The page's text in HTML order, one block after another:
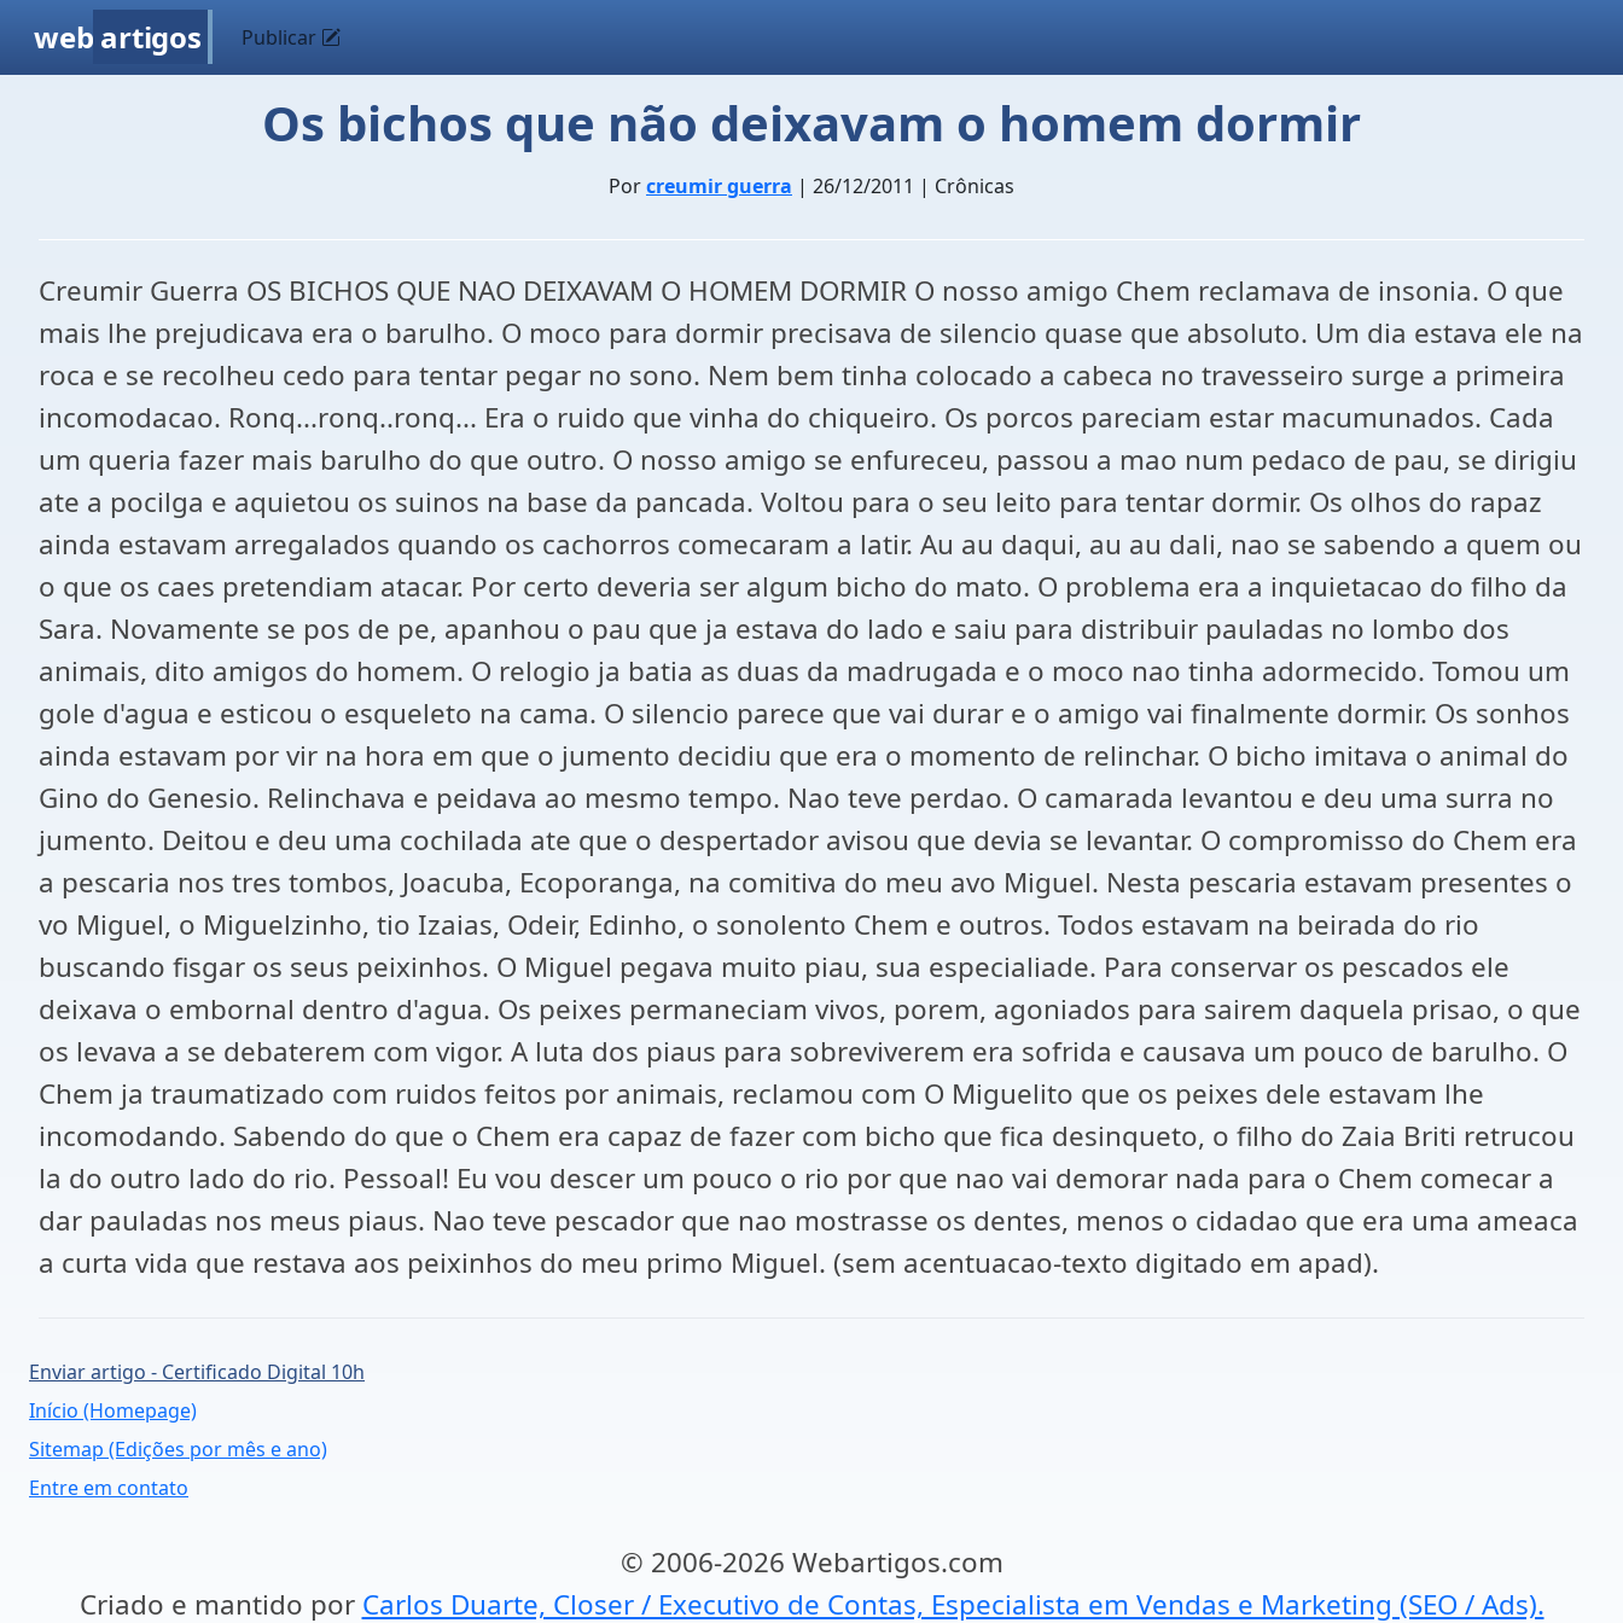
web artigos Publicar
Os bichos que não deixavam o homem dormir
Porcreumir guerra | 26/12/2011 | Crônicas
Creumir Guerra OS BICHOS QUE NAO DEIXAVAM O HOMEM DORMIR O nosso amigo Chem reclamava de insonia. O que
mais lhe prejudicava era o barulho. O moco para dormir precisava de silencio quase que absoluto. Um dia estava ele na
roca e se recolheu cedo para tentar pegar no sono. Nem bem tinha colocado a cabeca no travesseiro surge a primeira
incomodacao. Ronq...ronq..ronq... Era o ruido que vinha do chiqueiro. Os porcos pareciam estar macumunados. Cada
um queria fazer mais barulho do que outro. O nosso amigo se enfureceu, passou a mao num pedaco de pau, se dirigiu
ate a pocilga e aquietou os suinos na base da pancada. Voltou para o seu leito para tentar dormir. Os olhos do rapaz
ainda estavam arregalados quando os cachorros comecaram a latir. Au au daqui, au au dali, nao se sabendo a quem ou
o que os caes pretendiam atacar. Por certo deveria ser algum bicho do mato. O problema era a inquietacao do filho da
Sara. Novamente se pos de pe, apanhou o pau que ja estava do lado e saiu para distribuir pauladas no lombo dos
animais, dito amigos do homem. O relogio ja batia as duas da madrugada e o moco nao tinha adormecido. Tomou um
gole d'agua e esticou o esqueleto na cama. O silencio parece que vai durar e o amigo vai finalmente dormir. Os sonhos
ainda estavam por vir na hora em que o jumento decidiu que era o momento de relinchar. O bicho imitava o animal do
Gino do Genesio. Relinchava e peidava ao mesmo tempo. Nao teve perdao. O camarada levantou e deu uma surra no
jumento. Deitou e deu uma cochilada ate que o despertador avisou que devia se levantar. O compromisso do Chem era
a pescaria nos tres tombos, Joacuba, Ecoporanga, na comitiva do meu avo Miguel. Nesta pescaria estavam presentes o
vo Miguel, o Miguelzinho, tio Izaias, Odeir, Edinho, o sonolento Chem e outros. Todos estavam na beirada do rio
buscando fisgar os seus peixinhos. O Miguel pegava muito piau, sua especialiade. Para conservar os pescados ele
deixava o embornal dentro d'agua. Os peixes permaneciam vivos, porem, agoniados para sairem daquela prisao, o que
os levava a se debaterem com vigor. A luta dos piaus para sobreviverem era sofrida e causava um pouco de barulho. O
Chem ja traumatizado com ruidos feitos por animais, reclamou com O Miguelito que os peixes dele estavam lhe
incomodando. Sabendo do que o Chem era capaz de fazer com bicho que fica desinqueto, o filho do Zaia Briti retrucou
la do outro lado do rio. Pessoal! Eu vou descer um pouco o rio por que nao vai demorar nada para o Chem comecar a
dar pauladas nos meus piaus. Nao teve pescador que nao mostrasse os dentes, menos o cidadao que era uma ameaca
a curta vida que restava aos peixinhos do meu primo Miguel. (sem acentuacao-texto digitado em apad).
Enviar artigo - Certificado Digital 10h
Início (Homepage)
Sitemap (Edições por mês e ano)
Entre em contato
© 2006-2026 Webartigos.com
Criado e mantido por Carlos Duarte, Closer / Executivo de Contas, Especialista em Vendas e Marketing (SEO / Ads).